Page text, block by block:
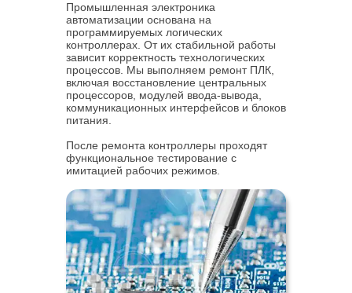
Промышленная электроника
автоматизации основана на
программируемых логических
контроллерах. От их стабильной работы
зависит корректность технологических
процессов. Мы выполняем ремонт ПЛК,
включая восстановление центральных
процессоров, модулей ввода-вывода,
коммуникационных интерфейсов и блоков
питания.
После ремонта контроллеры проходят
функциональное тестирование с
имитацией рабочих режимов.